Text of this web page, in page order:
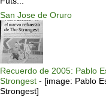
San Jose de Oruro
Recuerdo de 2005: Pablo
Strongest - [image: Pablo
Strongest]